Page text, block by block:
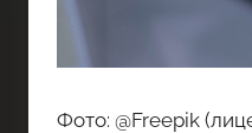
Фото: @Freepik